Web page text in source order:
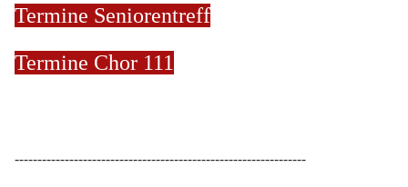
Termine Seniorentreff
Termine Chor 111
----------------------------------------------------------------